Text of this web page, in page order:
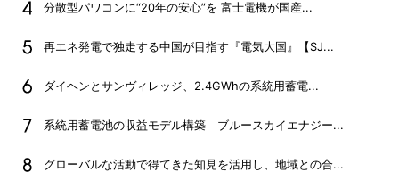
分散型パワコンに“20年の安心”を 富士電機が国産...
再エネ発電で独走する中国が目指す『電気大国』【SJ...
ダイヘンとサンヴィレッジ、2.4GWhの系統用蓄電...
系統用蓄電池の収益モデル構築 ブルースカイエナジー...
グローバルな活動で得てきた知見を活用し、地域との合...